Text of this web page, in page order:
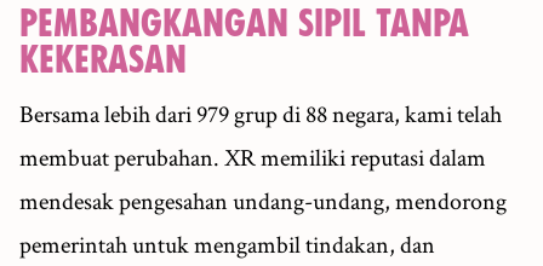
PEMBANGKANGAN SIPIL TANPA
KEKERASAN
Bersama lebih dari 979 grup di 88 negara, kami telah
membuat perubahan. XR memiliki reputasi dalam
mendesak pengesahan undang-undang, mendorong
pemerintah untuk mengambil tindakan, dan